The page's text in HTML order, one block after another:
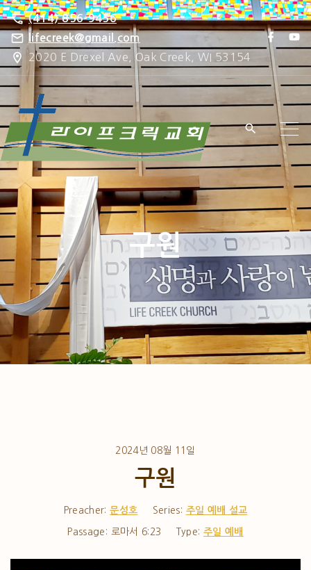
S
k
i
c
o
n
t
(414) 856-9456
lifecreek@gmail.com
2020 E Drexel Ave, Oak Creek, WI 53154
f
a
e
b
o
k
y
o
t
e
구원
2024년 08월 11일
구원
Preacher: 문성호 Series: 주일 예배 설교
Passage: 로마서 6:23 Type: 주일 예배